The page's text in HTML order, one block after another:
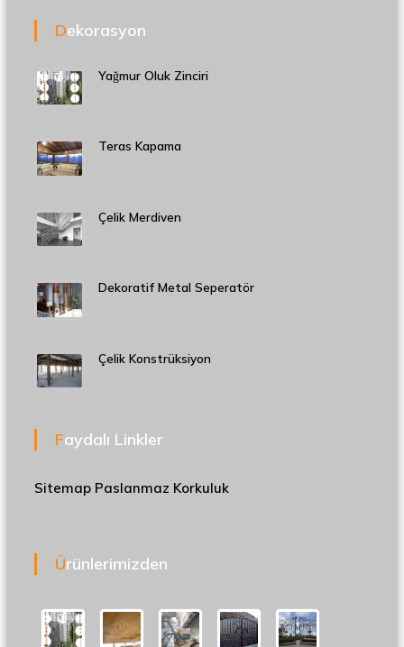
Dekorasyon
Yağmur Oluk Zinciri
Teras Kapama
Çelik Merdiven
Dekoratif Metal Seperatör
Çelik Konstrüksiyon
Faydalı Linkler
Sitemap Paslanmaz Korkuluk
Ürünlerimizden